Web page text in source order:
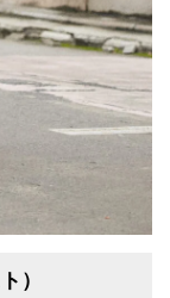
）